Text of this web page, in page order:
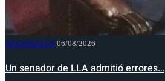
NACIONALES 06/08/2026
Un senador de LLA admitió errores…